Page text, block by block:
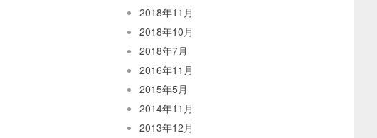
2018年11月
2018年10月
2018年7月
2016年11月
2015年5月
2014年11月
2013年12月